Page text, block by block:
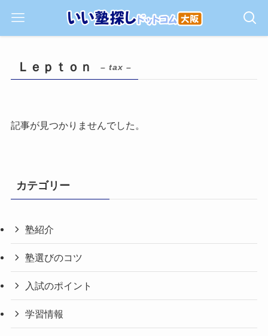
Ｌｅｐｔｏｎ – tax –
記事が見つかりませんでした。
カテゴリー
塾紹介
塾選びのコツ
入試のポイント
学習情報